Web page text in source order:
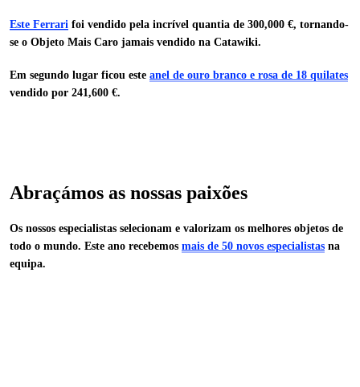
Este Ferrari foi vendido pela incrível quantia de 300,000 €, tornando-
se o Objeto Mais Caro jamais vendido na Catawiki.
Em segundo lugar ficou este anel de ouro branco e rosa de 18 quilates
vendido por 241,600 €.
Abraçámos as nossas paixões
Os nossos especialistas selecionam e valorizam os melhores objetos de
todo o mundo. Este ano recebemos mais de 50 novos especialistas na
equipa.